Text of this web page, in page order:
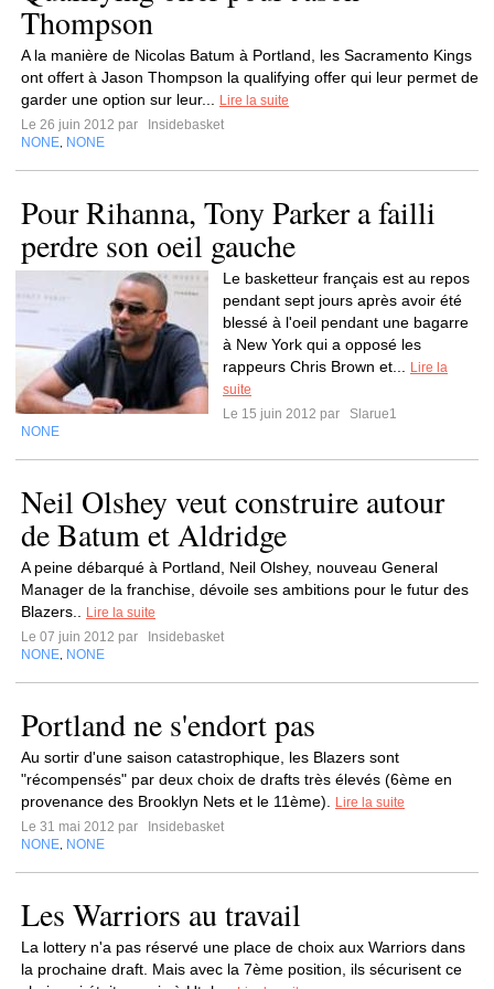
Thompson
A la manière de Nicolas Batum à Portland, les Sacramento Kings
ont offert à Jason Thompson la qualifying offer qui leur permet de
garder une option sur leur...
Lire la suite
Le 26 juin 2012 par
Insidebasket
NONE NONE
Pour Rihanna, Tony Parker a failli
perdre son oeil gauche
Le basketteur français est au repos
pendant sept jours après avoir été
blessé à l'oeil pendant une bagarre
à New York qui a opposé les
rappeurs Chris Brown et...
Lire la
suite
Le 15 juin 2012 par
Slarue1
NONE
Neil Olshey veut construire autour
de Batum et Aldridge
A peine débarqué à Portland, Neil Olshey, nouveau General
Manager de la franchise, dévoile ses ambitions pour le futur des
Blazers..
Lire la suite
Le 07 juin 2012 par
Insidebasket
NONE NONE
Portland ne s'endort pas
Au sortir d'une saison catastrophique, les Blazers sont
"récompensés" par deux choix de drafts très élevés (6ème en
provenance des Brooklyn Nets et le 11ème).
Lire la suite
Le 31 mai 2012 par
Insidebasket
NONE NONE
Les Warriors au travail
La lottery n'a pas réservé une place de choix aux Warriors dans
la prochaine draft. Mais avec la 7ème position, ils sécurisent ce